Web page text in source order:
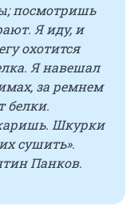
посмотришь
Я иду, и
охотится
Я навешал
за ремнем
белки.
Шкурки
сушить».
Панков.